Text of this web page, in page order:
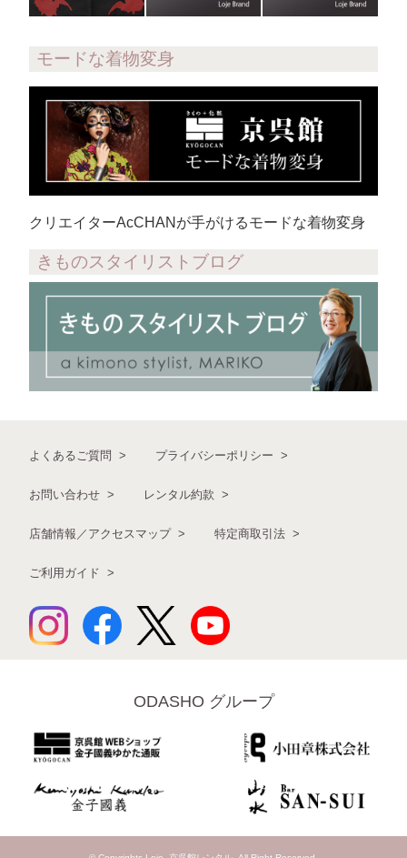
モードな着物変身
クリエイターAcCHANが手がけるモードな着物変身
きものスタイリストブログ
よくあるご質問 プライバシーポリシー
お問い合わせ レンタル約款
店舗情報／アクセスマップ 特定商取引法
ご利用ガイド
ODASHO グループ